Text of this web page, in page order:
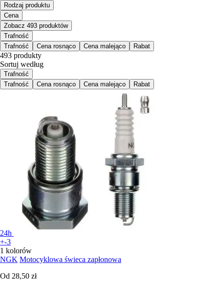
Rodzaj produktu
Cena
Zobacz 493 produktów
Trafność
Trafność
Cena rosnąco Cena malejąco Rabat
493 produkty
Sortuj według
Trafność
Trafność
Cena rosnąco Cena malejąco Rabat
24h
+-3
1 kolorów
NGK Motocyklowa świeca zapłonowa
Od 28,50 zł